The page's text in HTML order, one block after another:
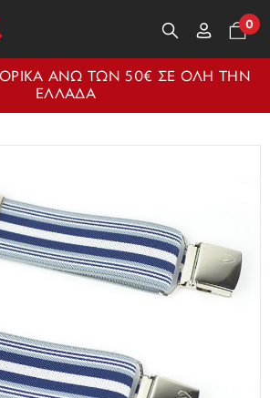
0
ΑΝΩ ΤΩΝ 50€ ΣΕ ΟΛΗ ΤΗΝ
ΕΛΛΑΔΑ